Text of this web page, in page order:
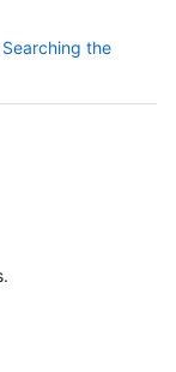
Searching the